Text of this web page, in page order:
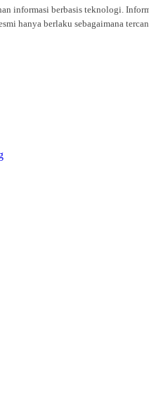
informasi berbasis teknologi.
hanya berlaku sebagaimana